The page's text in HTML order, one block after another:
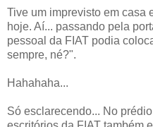
Tive um imprevisto em casa
hoje. Aí... passando pela
pessoal da FIAT podia
sempre, né?".
Hahahaha...
Só esclarecendo... No